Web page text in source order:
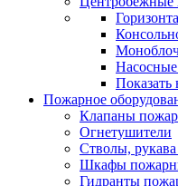
Насосные
Показать
Пожарное
Клапаны
Огнетушители
Стволы,
Шкафы
Гидранты